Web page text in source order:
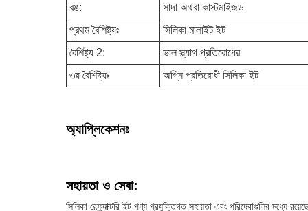
রঙ:
সাদা অথবা কাস্টমাইজড
প্রথম বৈশিষ্ট্যঃ
সিলিকা মালাইট ইট
বৈশিষ্ট্য 2:
ভাল স্ল্যাগ প্রতিরোধের
৩য় বৈশিষ্ট্যঃ
অগ্নি প্রতিরোধী সিলিকা ইট
অ্যাপ্লিকেশনঃ
সহায়তা ও সেবা:
সিলিকা রেফ্র্যাক্টরি ইট পণ্য প্রযুক্তিগত সহায়তা এবং পরিষেবাগুলির মধ্যে